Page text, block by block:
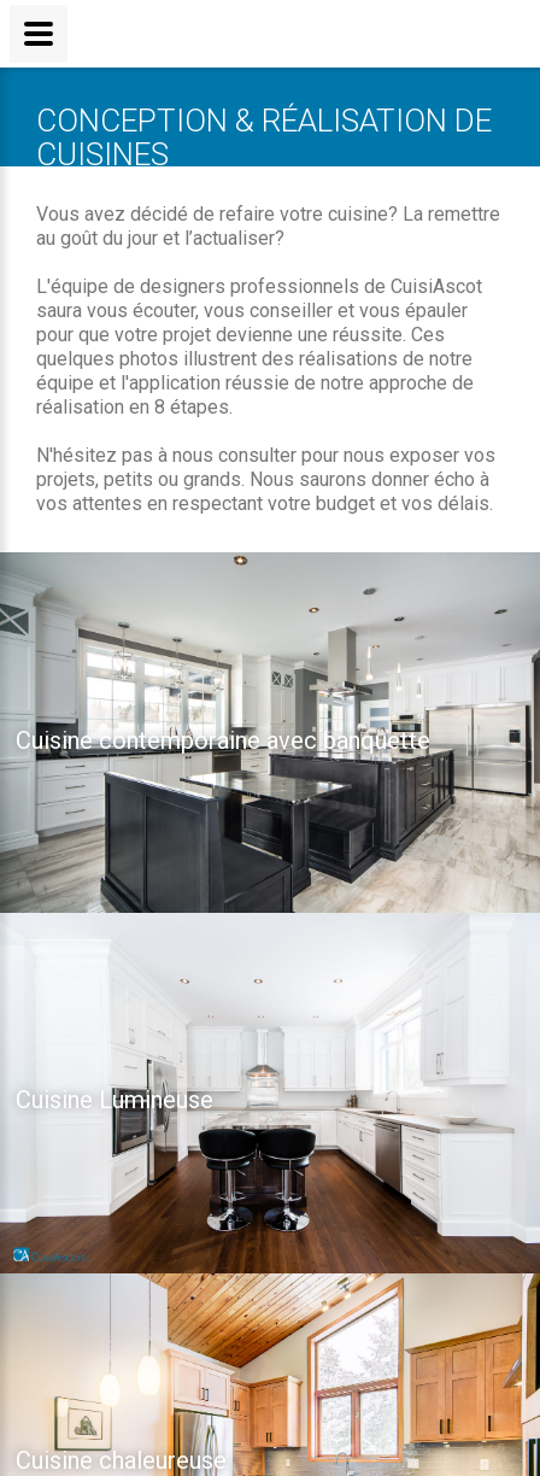
CONCEPTION & RÉALISATION DE
CUISINES
Vous avez décidé de refaire votre cuisine? La remettre
au goût du jour et l’actualiser?
L'équipe de designers professionnels de CuisiAscot
saura vous écouter, vous conseiller et vous épauler
pour que votre projet devienne une réussite. Ces
quelques photos illustrent des réalisations de notre
équipe et l'application réussie de notre approche de
réalisation en 8 étapes.
N'hésitez pas à nous consulter pour nous exposer vos
projets, petits ou grands. Nous saurons donner écho à
vos attentes en respectant votre budget et vos délais.
Cuisine contemporaine avec banquette
Cuisine Lumineuse
Cuisine chaleureuse